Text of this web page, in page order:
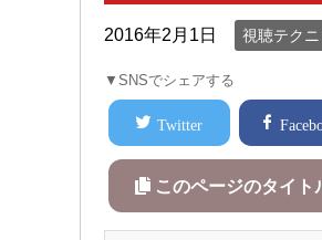
2016年2月1日 視聴テクニ
▼SNSでシェアする
Twitter
このページのタイ